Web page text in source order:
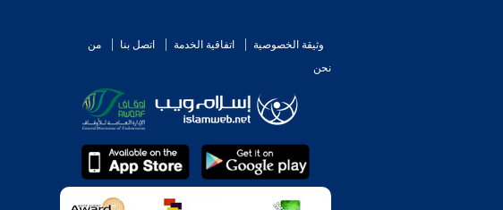
وثيقة الخصوصية اتفاقية الخدمة اتصل بنا
من
نحن